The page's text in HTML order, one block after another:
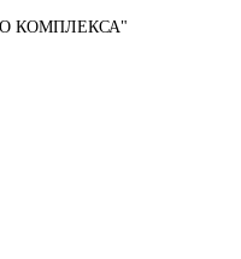
КОМПЛЕКСА"